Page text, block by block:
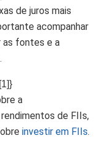
de juros mais
acompanhar
as fontes e a
a
de FIIs,
investir em FIIs.